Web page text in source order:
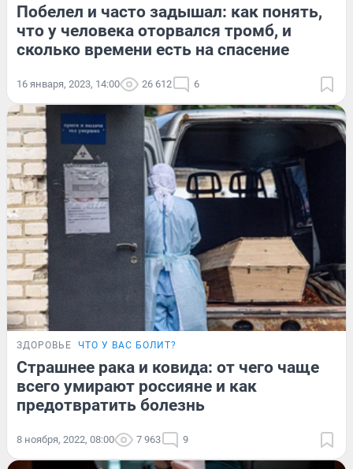
Побелел и часто задышал: как понять,
что у человека оторвался тромб, и
сколько времени есть на спасение
16 января, 2023, 14:00 26 612 6
ЗДОРОВЬЕ ЧТО У ВАС БОЛИТ?
Страшнее рака и ковида: от чего чаще
всего умирают россияне и как
предотвратить болезнь
8 ноября, 2022, 08:00 7 963 9